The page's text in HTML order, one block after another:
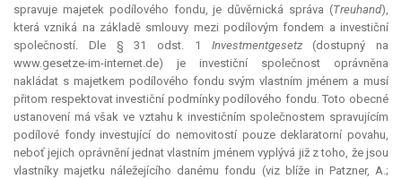
spravuje majetek podílového fondu, je důvěrnická správa (Treuhand),
která vzniká na základě smlouvy mezi podílovým fondem a investiční
společností. Dle § 31 odst. 1 Investmentgesetz (dostupný na
www.gesetze-im-internet.de) je investiční společnost oprávněna
nakládat s majetkem podílového fondu svým vlastním jménem a musí
přitom respektovat investiční podmínky podílového fondu. Toto obecné
ustanovení má však ve vztahu k investičním společnostem spravujícím
podílové fondy investující do nemovitostí pouze deklaratorní povahu,
neboť jejich oprávnění jednat vlastním jménem vyplývá již z toho, že jsou
vlastníky majetku náležejícího danému fondu (viz blíže in Patzner, A.;